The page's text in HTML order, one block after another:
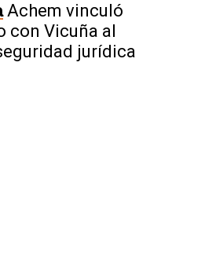
Achem vinculó
con Vicuña al
jurídica